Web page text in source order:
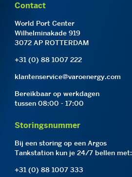
Contact
World Port Center
Wilhelminakade 919
3072 AP ROTTERDAM
+31 (0) 88 1007 222
klantenservice@varoenergy.com
Bereikbaar op werkdagen
tussen 08:00 - 17:00
Storingsnummer
Bij een storing op een Argos
Tankstation kun je 24/7 bellen met:
+31 (0) 88 1007 333